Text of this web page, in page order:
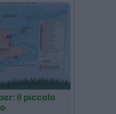
il piccolo